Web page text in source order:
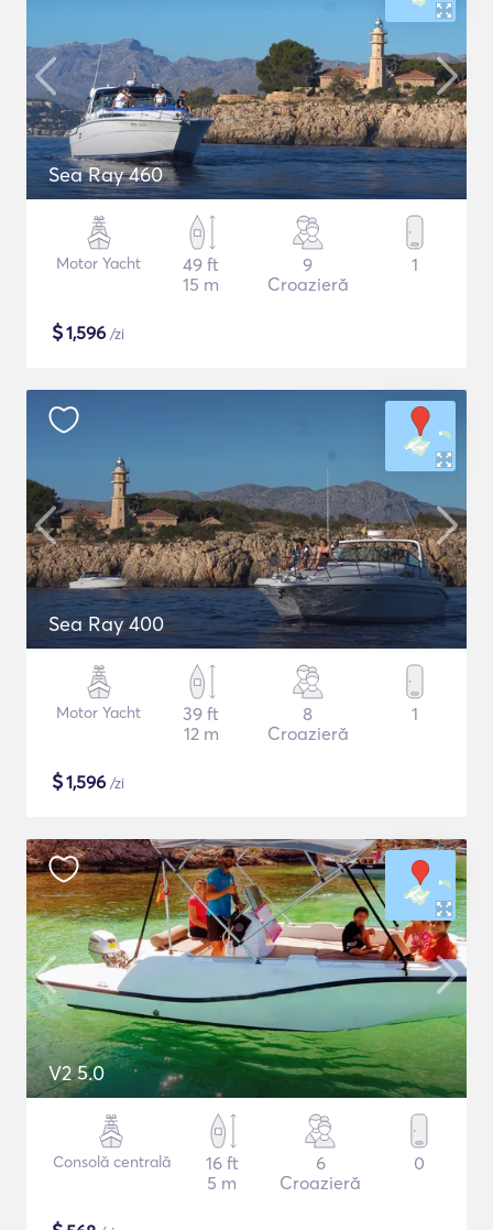
Sea Ray 460
Motor Yacht
49 ft
15 m
9
Croazieră
1
$1,596 /zi
Sea Ray 400
Motor Yacht
39 ft
12 m
8
Croazieră
1
$1,596 /zi
V2 5.0
Consolă centrală
16 ft
5 m
6
Croazieră
0